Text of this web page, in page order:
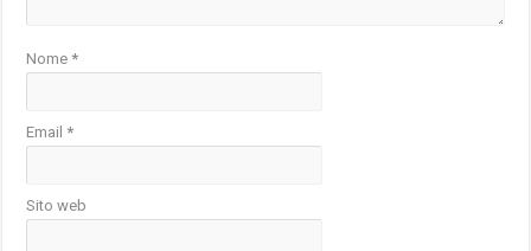
Nome*
Email*
Sito web